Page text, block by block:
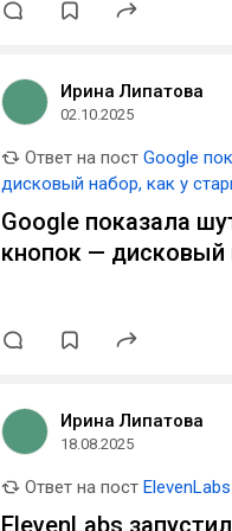
Ирина Липатова
02.10.2025
Ответ на пост Google
дисковый набор, как у
Google показала
кнопок — дисковый
Ирина Липатова
18.08.2025
Ответ на пост
ElevenLabs